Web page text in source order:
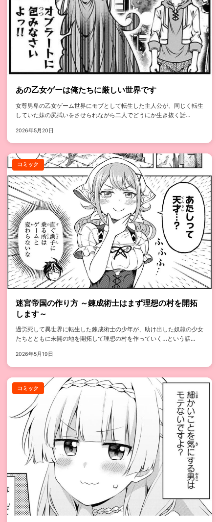
あの乙女ゲーは俺たちに厳しい世界です
女尊男卑の乙女ゲーム世界にモブとして転生した主人公が、同じく転生
していた妹の尻拭いをさせられながら二人でどうにか生き抜く話...
2026年5月20日
コミック
迷宮帝国の作り方 ～錬成術士はまず理想の村を開拓
します～
過労死して異世界に転生した錬成術士の少年が、助け出した奴隷の少女
たちとともに未開の地を開拓して理想の村を作っていく…という話...
2026年5月19日
コミック